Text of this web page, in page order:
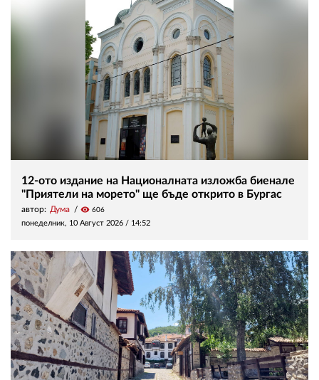
12-ото издание на Националната изложба биенале
"Приятели на морето" ще бъде открито в Бургас
автор: Дума visibility 606
понеделник, 10 Август 2026 / 14:52